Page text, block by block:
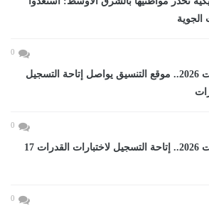
الجوية
0
تنسيق الجامعات 2026.. موقع التنسيق يواصل إتاحة التسجيل
0
تنسيق الجامعات 2026.. إتاحة التسجيل لاختبارات القدرات 17
0